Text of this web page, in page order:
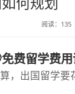
阅读： 135
费留学费
，出国留学要